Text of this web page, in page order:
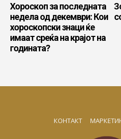
Хороскоп за последната
недела од декември: Кои
хороскопски знаци ќе
имаат среќа на крајот на
годината?
КОНТАКТ